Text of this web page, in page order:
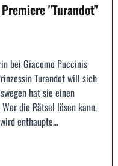
Premiere "Turandot"
bei Giacomo Puccinis
Turandot will sich
hat sie einen
die Rätsel lösen kann,
enthaupte...